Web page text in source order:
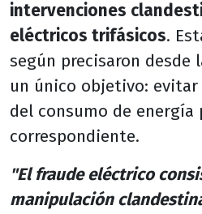
intervenciones
eléctricos trifásicos.
según precisaron desde
un único objetivo:
del consumo de energía
correspondiente.
"El fraude eléctrico
manipulación